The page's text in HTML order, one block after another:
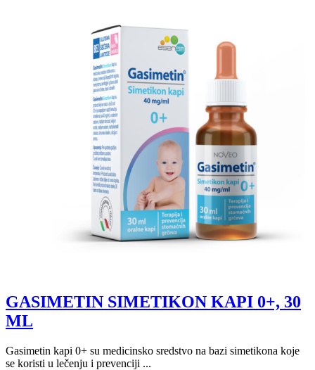
GASIMETIN SIMETIKON KAPI 0+, 30
ML
Gasimetin kapi 0+ su medicinsko sredstvo na bazi simetikona koje
se koristi u lečenju i prevenciji ...